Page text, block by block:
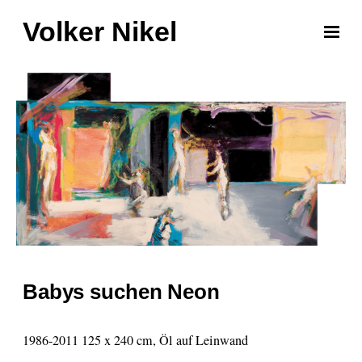
Volker Nikel
Babys suchen Neon
1986-2011 125 x 240 cm, Öl auf Leinwand